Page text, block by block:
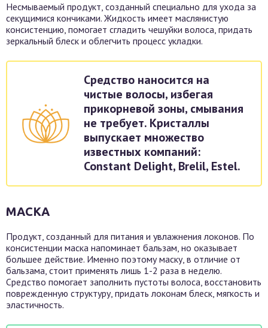
Несмываемый продукт, созданный специально для ухода за
секущимися кончиками. Жидкость имеет маслянистую
консистенцию, помогает сгладить чешуйки волоса, придать
зеркальный блеск и облегчить процесс укладки.
Средство наносится на
чистые волосы, избегая
прикорневой зоны, смывания
не требует. Кристаллы
выпускает множество
известных компаний:
Constant Delight, Brelil, Estel.
МАСКА
Продукт, созданный для питания и увлажнения локонов. По
консистенции маска напоминает бальзам, но оказывает
большее действие. Именно поэтому маску, в отличие от
бальзама, стоит применять лишь 1-2 раза в неделю.
Средство помогает заполнить пустоты волоса, восстановить
поврежденную структуру, придать локонам блеск, мягкость и
эластичность.